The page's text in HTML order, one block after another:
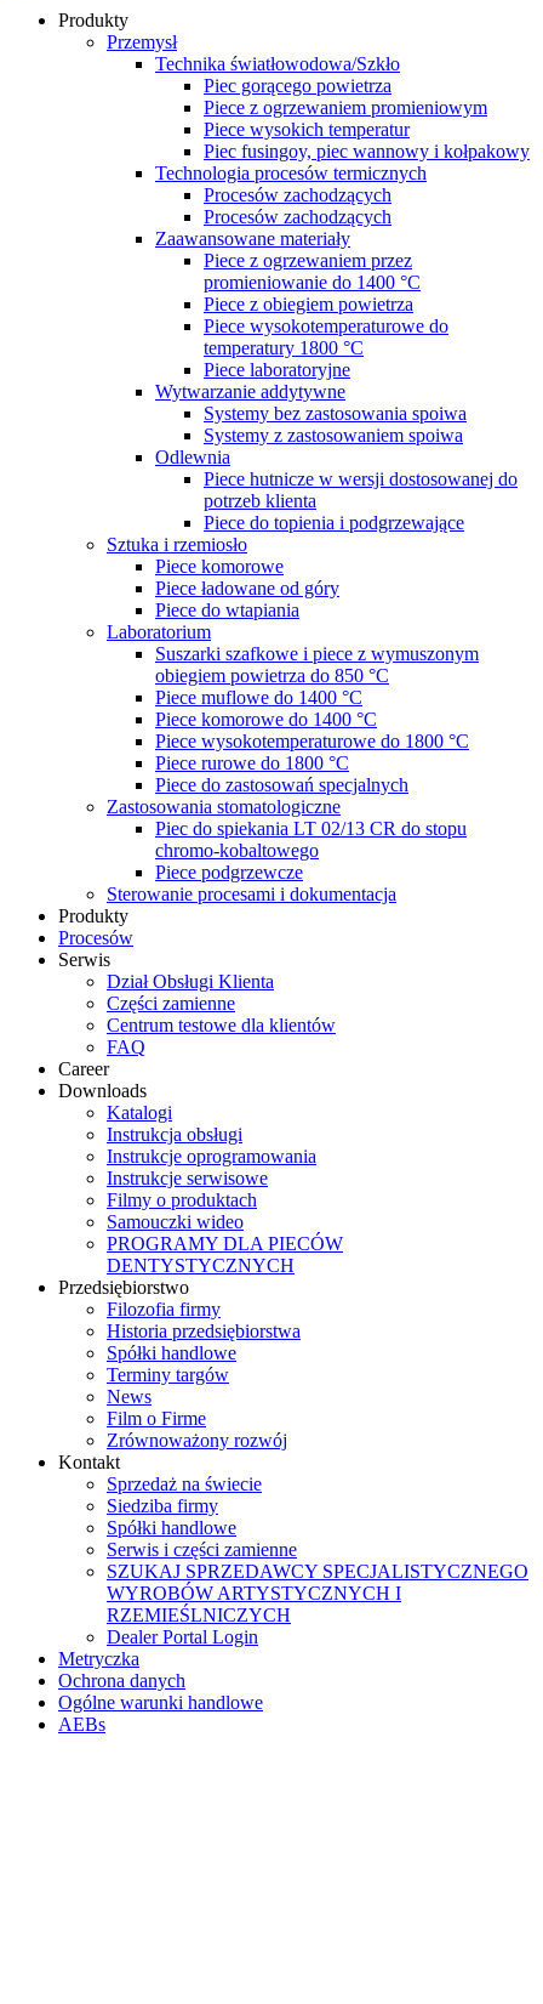
Produkty
Przemysł
Technika światłowodowa/Szkło
Piec gorącego powietrza
Piece z ogrzewaniem promieniowym
Piece wysokich temperatur
Piec fusingoy, piec wannowy i kołpakowy
Technologia procesów termicznych
Procesów zachodzących
Procesów zachodzących
Zaawansowane materiały
Piece z ogrzewaniem przez
promieniowanie do 1400 °C
Piece z obiegiem powietrza
Piece wysokotemperaturowe do
temperatury 1800 °C
Piece laboratoryjne
Wytwarzanie addytywne
Systemy bez zastosowania spoiwa
Systemy z zastosowaniem spoiwa
Odlewnia
Piece hutnicze w wersji dostosowanej do
potrzeb klienta
Piece do topienia i podgrzewające
Sztuka i rzemiosło
Piece komorowe
Piece ładowane od góry
Piece do wtapiania
Laboratorium
Suszarki szafkowe i piece z wymuszonym
obiegiem powietrza do 850 °C
Piece muflowe do 1400 °C
Piece komorowe do 1400 °C
Piece wysokotemperaturowe do 1800 °C
Piece rurowe do 1800 °C
Piece do zastosowań specjalnych
Zastosowania stomatologiczne
Piec do spiekania LT 02/13 CR do stopu
chromo-kobaltowego
Piece podgrzewcze
Sterowanie procesami i dokumentacja
Produkty
Procesów
Serwis
Dział Obsługi Klienta
Części zamienne
Centrum testowe dla klientów
FAQ
Career
Downloads
Katalogi
Instrukcja obsługi
Instrukcje oprogramowania
Instrukcje serwisowe
Filmy o produktach
Samouczki wideo
PROGRAMY DLA PIECÓW
DENTYSTYCZNYCH
Przedsiębiorstwo
Filozofia firmy
Historia przedsiębiorstwa
Spółki handlowe
Terminy targów
News
Film o Firme
Zrównoważony rozwój
Kontakt
Sprzedaż na świecie
Siedziba firmy
Spółki handlowe
Serwis i części zamienne
SZUKAJ SPRZEDAWCY SPECJALISTYCZNEGO
WYROBÓW ARTYSTYCZNYCH I
RZEMIEŚLNICZYCH
Dealer Portal Login
Metryczka
Ochrona danych
Ogólne warunki handlowe
AEBs